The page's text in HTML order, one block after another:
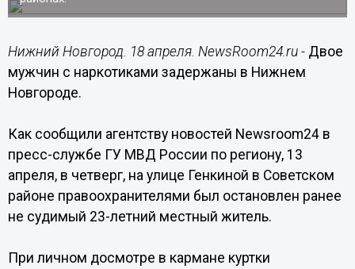
Нижний Новгород. 18 апреля. NewsRoom24.ru - Двое
мужчин с наркотиками задержаны в Нижнем
Новгороде.
Как сообщили агентству новостей Newsroom24 в
пресс-службе ГУ МВД России по региону, 13
апреля, в четверг, на улице Генкиной в Советском
районе правоохранителями был остановлен ранее
не судимый 23-летний местный житель.
При личном досмотре в кармане куртки